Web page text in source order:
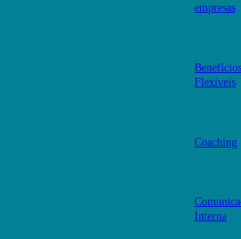
empresas
Benefícios
Flexíveis
Coaching
Interna